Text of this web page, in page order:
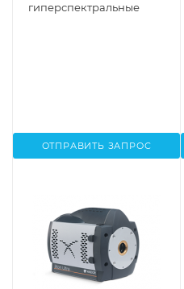
гиперспектральные
ОТПРАВИТЬ ЗАПРОС